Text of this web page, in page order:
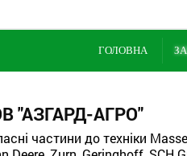
ГОЛОВНА
"АЗГАРД-АГРО"
частини до техніки